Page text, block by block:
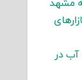
مشهد
در